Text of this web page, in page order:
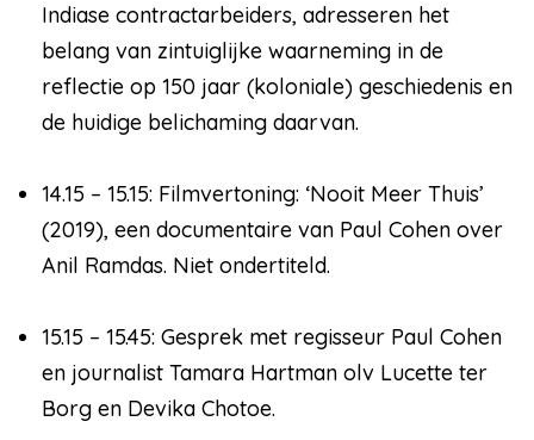
Indiase contractarbeiders, adresseren het
belang van zintuiglijke waarneming in de
reflectie op 150 jaar (koloniale) geschiedenis en
de huidige belichaming daarvan.
14.15 – 15.15: Filmvertoning: ‘Nooit Meer Thuis’
(2019), een documentaire van Paul Cohen over
Anil Ramdas. Niet ondertiteld.
15.15 – 15.45: Gesprek met regisseur Paul Cohen
en journalist Tamara Hartman olv Lucette ter
Borg en Devika Chotoe.